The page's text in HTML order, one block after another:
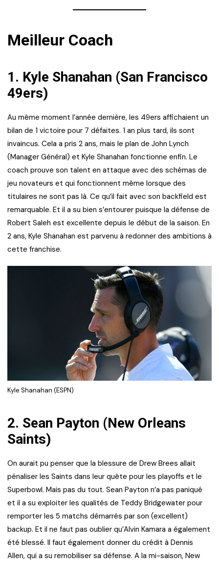
Meilleur Coach
1. Kyle Shanahan (San Francisco
49ers)
Au même moment l’année dernière, les 49ers affichaient un
bilan de 1 victoire pour 7 défaites. 1 an plus tard, ils sont
invaincus. Cela a pris 2 ans, mais le plan de John Lynch
(Manager Général) et Kyle Shanahan fonctionne enfin. Le
coach prouve son talent en attaque avec des schémas de
jeu novateurs et qui fonctionnent même lorsque des
titulaires ne sont pas là. Ce qu’il fait avec son backfield est
remarquable. Et il a su bien s’entourer puisque la défense de
Robert Saleh est excellente depuis le début de la saison. En
2 ans, Kyle Shanahan est parvenu à redonner des ambitions à
cette franchise.
Kyle Shanahan (ESPN)
2. Sean Payton (New Orleans
Saints)
On aurait pu penser que la blessure de Drew Brees allait
pénaliser les Saints dans leur quête pour les playoffs et le
Superbowl. Mais pas du tout. Sean Payton n’a pas paniqué
et il a su exploiter les qualités de Teddy Bridgewater pour
remporter les 5 matchs démarrés par son (excellent)
backup. Et il ne faut pas oublier qu’Alvin Kamara a également
été blessé. Il faut également donner du crédit à Dennis
Allen, qui a su remobiliser sa défense. A la mi-saison, New